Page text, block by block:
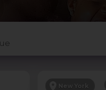
New York